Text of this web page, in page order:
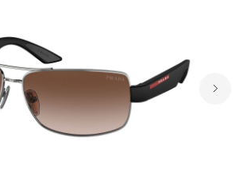
звонок